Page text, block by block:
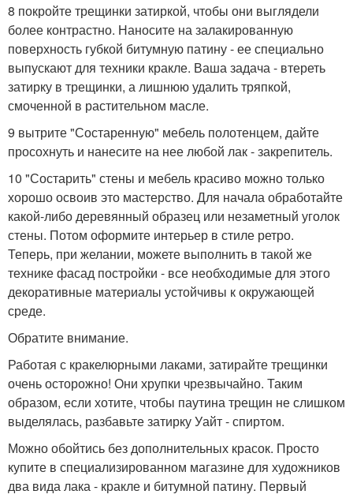
8 покройте трещинки затиркой, чтобы они выглядели
более контрастно. Наносите на залакированную
поверхность губкой битумную патину - ее специально
выпускают для техники кракле. Ваша задача - втереть
затирку в трещинки, а лишнюю удалить тряпкой,
смоченной в растительном масле.
9 вытрите "Состаренную" мебель полотенцем, дайте
просохнуть и нанесите на нее любой лак - закрепитель.
10 "Состарить" стены и мебель красиво можно только
хорошо освоив это мастерство. Для начала обработайте
какой-либо деревянный образец или незаметный уголок
стены. Потом оформите интерьер в стиле ретро.
Теперь, при желании, можете выполнить в такой же
технике фасад постройки - все необходимые для этого
декоративные материалы устойчивы к окружающей
среде.
Обратите внимание.
Работая с кракелюрными лаками, затирайте трещинки
очень осторожно! Они хрупки чрезвычайно. Таким
образом, если хотите, чтобы паутина трещин не слишком
выделялась, разбавьте затирку Уайт - спиртом.
Можно обойтись без дополнительных красок. Просто
купите в специализированном магазине для художников
два вида лака - кракле и битумной патину. Первый